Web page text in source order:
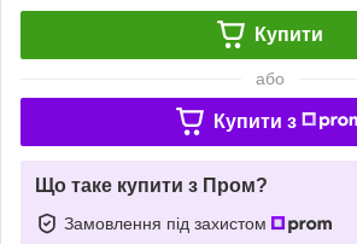
Купити
або
Купити з
Що таке купити з Пром?
Замовлення під захистом